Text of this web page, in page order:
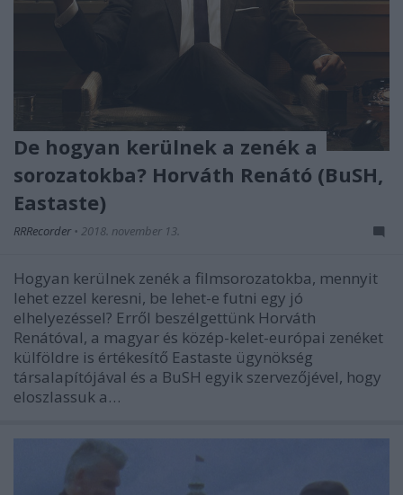
De hogyan kerülnek a zenék a
sorozatokba? Horváth Renátó (BuSH,
Eastaste)
RRRecorder • 2018. november 13.
Hogyan kerülnek zenék a filmsorozatokba, mennyit
lehet ezzel keresni, be lehet-e futni egy jó
elhelyezéssel? Erről beszélgettünk Horváth
Renátóval, a magyar és közép-kelet-európai zenéket
külföldre is értékesítő Eastaste ügynökség
társalapítójával és a BuSH egyik szervezőjével, hogy
eloszlassuk a…